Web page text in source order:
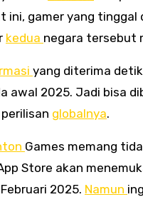
ini, gamer yang tinggal
kedua negara tersebut
yang diterima
awal 2025. Jadi bisa
globalnya.
Games memang
Store akan
2025. Namun